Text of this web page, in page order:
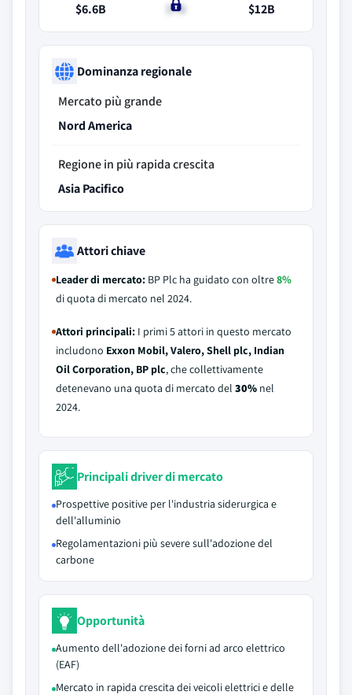
$6.6B
$7B
$12B
Dominanza regionale
Mercato più grande
Nord America
Regione in più rapida crescita
Asia Pacifico
Attori chiave
Leader di mercato: BP Plc ha guidato con oltre8%
di quota di mercato nel 2024.
Attori principali: I primi 5 attori in questo mercato
includono Exxon Mobil, Valero, Shell plc, Indian
Oil Corporation, BP plc, che collettivamente
detenevano una quota di mercato del 30% nel
2024.
Principali driver di mercato
Prospettive positive per l'industria siderurgica e
dell'alluminio
Regolamentazioni più severe sull'adozione del
carbone
Opportunità
Aumento dell'adozione dei forni ad arco elettrico
(EAF)
Mercato in rapida crescita dei veicoli elettrici e delle